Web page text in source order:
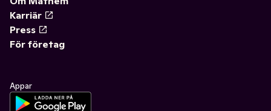
Karriär
Press
För företag
Appar